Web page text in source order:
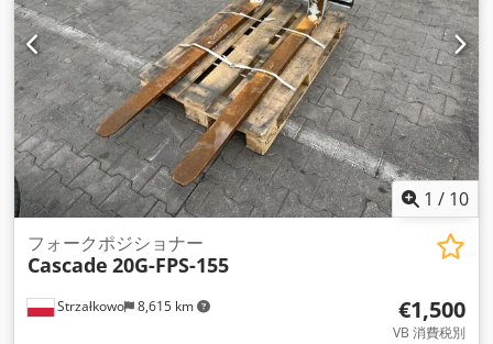
1 / 10
Strzałkowo 8,615 km
フォークポジショナー
Cascade 20G-FPS-155
€1,500
VB 消費税別